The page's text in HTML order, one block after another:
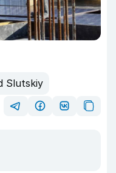
Slutskiy